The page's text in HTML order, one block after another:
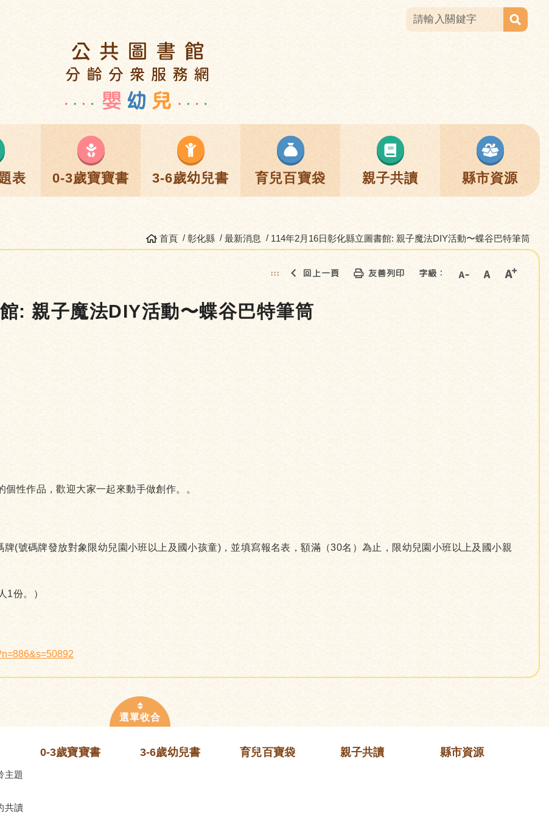
表 0-3歲寶寶書 3-6歲幼兒書 育兒百寶袋 親子共讀 縣市資源
首頁 彰化縣 最新消息 114年2月16日彰化縣立圖書館: 親子魔法DIY活動〜蝶谷巴特筆筒
::: 回上一頁 友善列印 字級：
: 親子魔法DIY活動〜蝶谷巴特筆筒
性作品，歡迎大家一起來動手做創作。。
(號碼牌發放對象限幼兒園小班以上及國小孩童)，並填寫報名表，額滿（30名）為止，限幼兒園小班以上及國小親
1份。）
主題
共讀
0-3歲寶寶書 3-6歲幼兒書 育兒百寶袋 親子共讀 縣市資源